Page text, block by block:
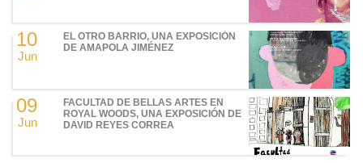
10
Jun
EL OTRO BARRIO, UNA EXPOSICIÓN
DE AMAPOLA JIMÉNEZ
09
Jun
FACULTAD DE BELLAS ARTES EN
ROYAL WOODS, UNA EXPOSICIÓN DE
DAVID REYES CORREA